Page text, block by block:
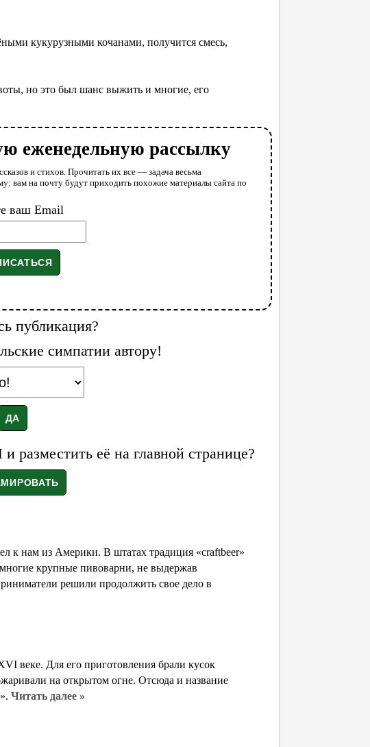
кукурузными кочанами, получится смесь,
но это был шанс выжить и многие, его
еженедельную рассылку
и стихов. Прочитать их все — задача весьма
вам на почту будут приходить похожие материалы сайта по
ваш Email
публикация?
симпатии автору!
разместить её на главной странице?
к нам из Америки. В штатах традиция «craftbeer»
крупные пивоварни, не выдержав
решили продолжить свое дело в
веке. Для его приготовления брали кусок
на открытом огне. Отсюда и название
Читать далее »